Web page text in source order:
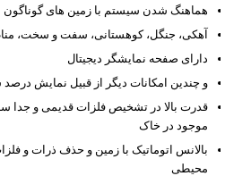
هماهنگ شدن سیستم با زمین های گوناگون
آهکی، جنگل، کوهستانی، سفت و سخت،
دارای صفحه نمایشگر دیجیتال
و چندین امکانات دیگر از قبیل نمایش درصد
قدرت بالا در تشخیص فلزات قدیمی و جدا
موجود در خاک
بالانس اتوماتیک با زمین و حذف ذرات و
محیطی